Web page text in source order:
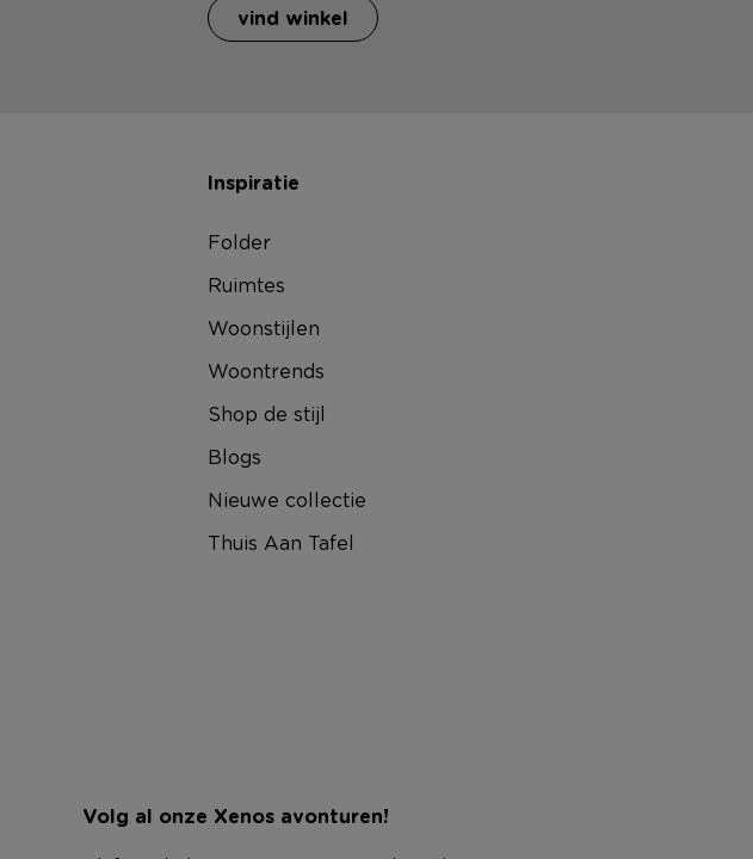
vind winkel
Inspiratie
Folder
Ruimtes
Woonstijlen
Woontrends
Shop de stijl
Blogs
Nieuwe collectie
Thuis Aan Tafel
Volg al onze Xenos avonturen!